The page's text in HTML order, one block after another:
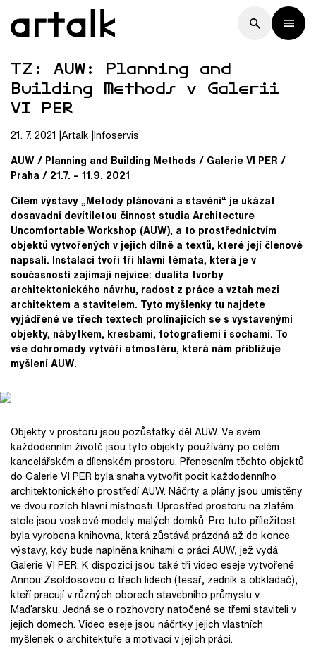
TZ: AUW: Planning and
Building Methods v Galerii
VI PER
21. 7. 2021 Artalk Infoservis
AUW / Planning and Building Methods / Galerie VI PER /
Praha / 21.7. – 11.9. 2021
Cílem výstavy „Metody plánování a stavění“ je ukázat
dosavadní devítiletou činnost studia Architecture
Uncomfortable Workshop (AUW), a to prostřednictvím
objektů vytvořených v jejich dílně a textů, které její členové
napsali. Instalaci tvoří tři hlavní témata, která je v
současnosti zajímají nejvíce: dualita tvorby
architektonického návrhu, radost z práce a vztah mezi
architektem a stavitelem. Tyto myšlenky tu najdete
vyjádřené ve třech textech prolínajících se s vystavenými
objekty, nábytkem, kresbami, fotografiemi i sochami. To
vše dohromady vytváří atmosféru, která nám přibližuje
myšlení AUW.
Objekty v prostoru jsou pozůstatky děl AUW. Ve svém
každodenním životě jsou tyto objekty používány po celém
kancelářském a dílenském prostoru. Přenesením těchto objektů
do Galerie VI PER byla snaha vytvořit pocit každodenního
architektonického prostředí AUW. Náčrty a plány jsou umístěny
ve dvou rozích hlavní místnosti. Uprostřed prostoru na zlatém
stole jsou voskové modely malých domků. Pro tuto příležitost
byla vyrobena knihovna, která zůstává prázdná až do konce
výstavy, kdy bude naplněna knihami o práci AUW, jež vydá
Galerie VI PER. K dispozici jsou také tři video eseje vytvořené
Annou Zsoldosovou o třech lidech (tesař, zedník a obkladač),
kteří pracují v různých oborech stavebního průmyslu v
Maďarsku. Jedná se o rozhovory natočené se třemi staviteli v
jejich domech. Video eseje jsou náčrtky jejich vlastních
myšlenek o architektuře a motivací v jejich práci.